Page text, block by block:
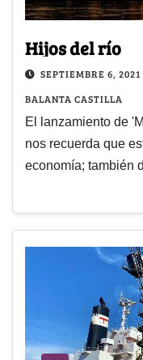
Hijos del río
SEPTIEMBRE 6, 2021
BALANTA CASTILLA
El lanzamiento de
nos recuerda que
economía; también